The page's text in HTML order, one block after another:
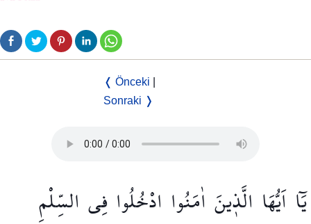
❬ Önceki
Sonraki ❭
يَٓا اَيُّهَا الَّذ۪ينَ اٰمَنُوا ادْخُلُوا فِي السِّلْمِ